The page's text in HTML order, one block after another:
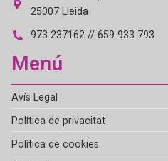
25007 Lleida
973 237162 // 659 933 793
Menú
Avís Legal
Política de privacitat
Política de cookies